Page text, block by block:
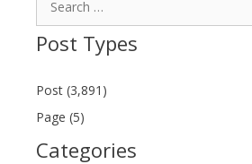
Post Types
Post (3,891)
Page (5)
Categories